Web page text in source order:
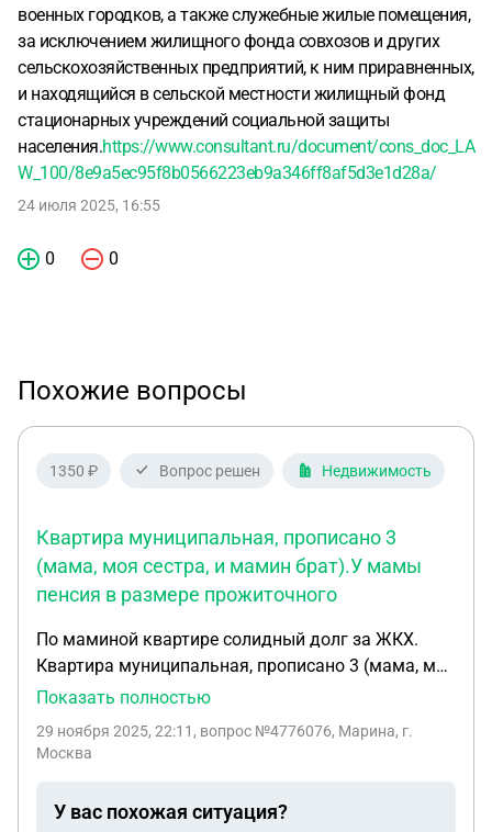
военных городков, а также служебные жилые помещения,
за исключением жилищного фонда совхозов и других
сельскохозяйственных предприятий, к ним приравненных,
и находящийся в сельской местности жилищный фонд
стационарных учреждений социальной защиты
населения.https://www.consultant.ru/document/cons_doc_LA
W_100/8e9a5ec95f8b0566223eb9a346ff8af5d3e1d28a/
24 июля 2025, 16:55
0 0
Похожие вопросы
1350 ₽ Вопрос решен Недвижимость
Квартира муниципальная, прописано 3
(мама, моя сестра, и мамин брат).У мамы
пенсия в размере прожиточного
По маминой квартире солидный долг за ЖКХ.
Квартира муниципальная, прописано 3 (мама, моя
сестра, и мамин брат).У мамы пенсия в размере
может, остальные 2 прописанных не оплачивают
но выписываться из квартиры не будет а мамин
Показать полностью
29 ноября 2025, 22:11 , вопрос №4776076, Марина, г.
Москва
У вас похожая ситуация?